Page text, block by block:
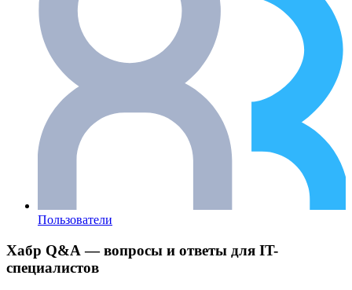
Пользователи
Хабр Q&A — вопросы и ответы для IT-
специалистов